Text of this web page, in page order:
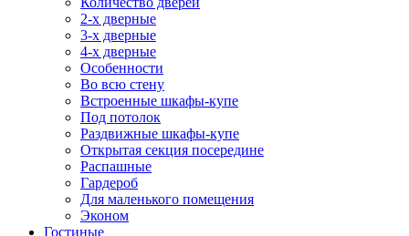
2-х дверные
3-х дверные
4-х дверные
Особенности
Во всю стену
Встроенные шкафы-купе
Под потолок
Раздвижные шкафы-купе
Открытая секция посередине
Распашные
Гардероб
Для маленького помещения
Эконом
Гостиные